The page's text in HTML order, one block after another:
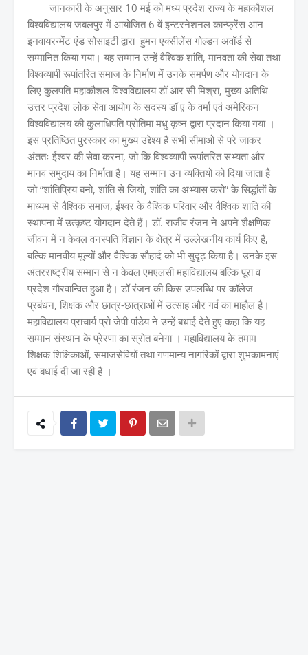
जानकारी के अनुसार 10 मई को मध्य प्रदेश राज्य के महाकौशल
विश्वविद्यालय जबलपुर में आयोजित 6 वें इन्टरनेशनल कान्फ्रेंस आन
इनवायरन्मेंट एंड सोसाइटी द्वारा हुमन एक्सीलेंस गोल्डन अवॉर्ड से
सम्मानित किया गया। यह सम्मान उन्हें वैश्विक शांति, मानवता की सेवा तथा
विश्वव्यापी रूपांतरित समाज के निर्माण में उनके समर्पण और योगदान के
लिए कुलपति महाकौशल विश्वविद्यालय डॉ आर सी मिश्रा, मुख्य अतिथि
उत्तर प्रदेश लोक सेवा आयोग के सदस्य डॉ ए़ के वर्मा एवं अमेरिकन
विश्वविद्यालय की कुलाधिपति प्रोतिमा मधु कृष्न द्वारा प्रदान किया गया ।
इस प्रतिष्ठित पुरस्कार का मुख्य उद्देश्य है सभी सीमाओं से परे जाकर
अंततः ईश्वर की सेवा करना, जो कि विश्वव्यापी रूपांतरित सभ्यता और
मानव समुदाय का निर्माता है। यह सम्मान उन व्यक्तियों को दिया जाता है
जो “शांतिप्रिय बनो, शांति से जियो, शांति का अभ्यास करो” के सिद्धांतों के
माध्यम से वैश्विक समाज, ईश्वर के वैश्विक परिवार और वैश्विक शांति की
स्थापना में उत्कृष्ट योगदान देते हैं। डॉ. राजीव रंजन ने अपने शैक्षणिक
जीवन में न केवल वनस्पति विज्ञान के क्षेत्र में उल्लेखनीय कार्य किए है,
बल्कि मानवीय मूल्यों और वैश्विक सौहार्द को भी सुदृढ़ किया है। उनके इस
अंतरराष्ट्रीय सम्मान से न केवल एमएलसी महाविद्यालय बल्कि पूरा व
प्रदेश गौरवान्वित हुआ है। डॉ रंजन की किस उपलब्धि पर कॉलेज
प्रबंधन, शिक्षक और छात्र-छात्राओं में उत्साह और गर्व का माहौल है।
महाविद्यालय प्राचार्य प्रो जेपी पांडेय ने उन्हें बधाई देते हुए कहा कि यह
सम्मान संस्थान के प्रेरणा का स्रोत बनेगा । महाविद्यालय के तमाम
शिक्षक शिक्षिकाओं, समाजसेवियों तथा गणमान्य नागरिकों द्वारा शुभकामनाएं
एवं बधाई दी जा रही है ।